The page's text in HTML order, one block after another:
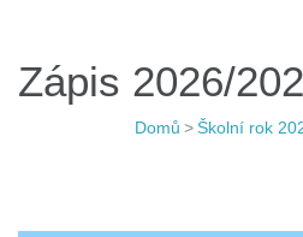
Zápis 2026/
Domů >Školní rok